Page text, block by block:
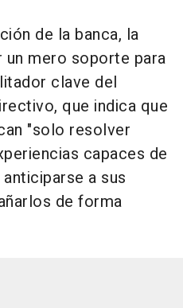
de la banca, la
mero soporte para
clave del
que indica que
"solo resolver
capaces de
a sus
de forma